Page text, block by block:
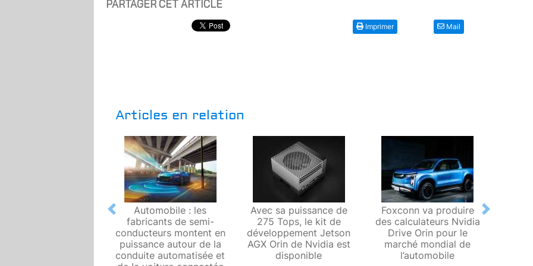
PARTAGER CET ARTICLE
Imprimer Mail
Articles en relation
Automobile : les
fabricants de semi-
conducteurs montent en
puissance autour de la
conduite automatisée et
Avec sa puissance de
275 Tops, le kit de
développement Jetson
AGX Orin de Nvidia est
disponible
Foxconn va produire
des calculateurs Nvidia
Drive Orin pour le
marché mondial de
l’automobile
Previous Next